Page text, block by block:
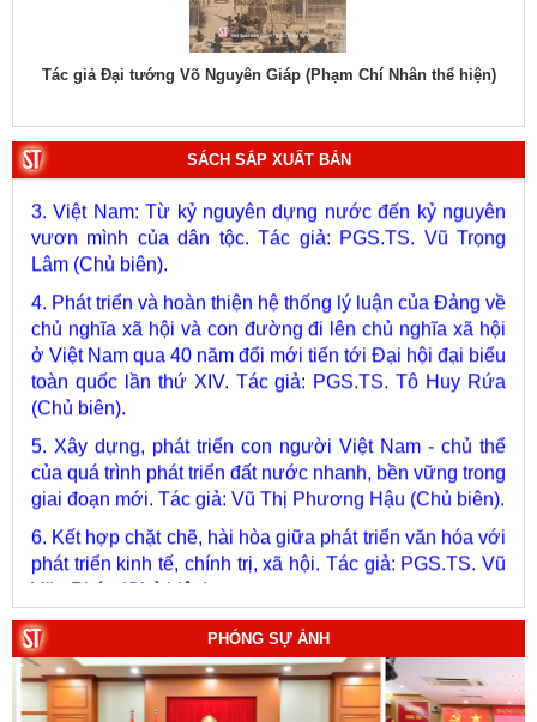
Tác giả Đại tướng Võ Nguyên Giáp (Phạm Chí Nhân thể hiện)
SÁCH SẮP XUẤT BẢN
1. Bác Hồ ở Pháp. Tác giả: Bảo tàng Hồ Chí Minh.
2. Lịch sử Chính phủ (5 tập). Tác giả: Ban Chỉ đạo biên
3. Việt Nam: Từ kỷ nguyên dựng nước đến kỷ nguyên
vươn mình của dân tộc. Tác giả: PGS.TS. Vũ Trọng
Lâm (Chủ biên).
4. Phát triển và hoàn thiện hệ thống lý luận của Đảng về
chủ nghĩa xã hội và con đường đi lên chủ nghĩa xã hội
ở Việt Nam qua 40 năm đổi mới tiến tới Đại hội đại biểu
toàn quốc lần thứ XIV. Tác giả: PGS.TS. Tô Huy Rứa
(Chủ biên).
5. Xây dựng, phát triển con người Việt Nam - chủ thể
của quá trình phát triển đất nước nhanh, bền vững trong
giai đoạn mới. Tác giả: Vũ Thị Phương Hậu (Chủ biên).
6. Kết hợp chặt chẽ, hài hòa giữa phát triển văn hóa với
phát triển kinh tế, chính trị, xã hội. Tác giả: PGS.TS. Vũ
Văn Phúc (Chủ biên).
7. Chủ quyền của Việt Nam ở Hoàng Sa, Trường Sa
Tác giả: Thượng tướng, PGS.TS. Trần Quốc Tỏ (Chủ
biên).
8. Hà Nội - Thành phố Hồ Chí Minh: Dấu ấn lịch sử qua
từng khoảnh khắc (Song ngữ Việt - Anh). Tác giả: Tập
PHÓNG SỰ ẢNH